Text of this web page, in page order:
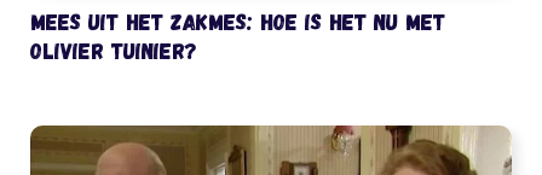
Mees uit het Zakmes: hoe is het nu met
Olivier Tuinier?